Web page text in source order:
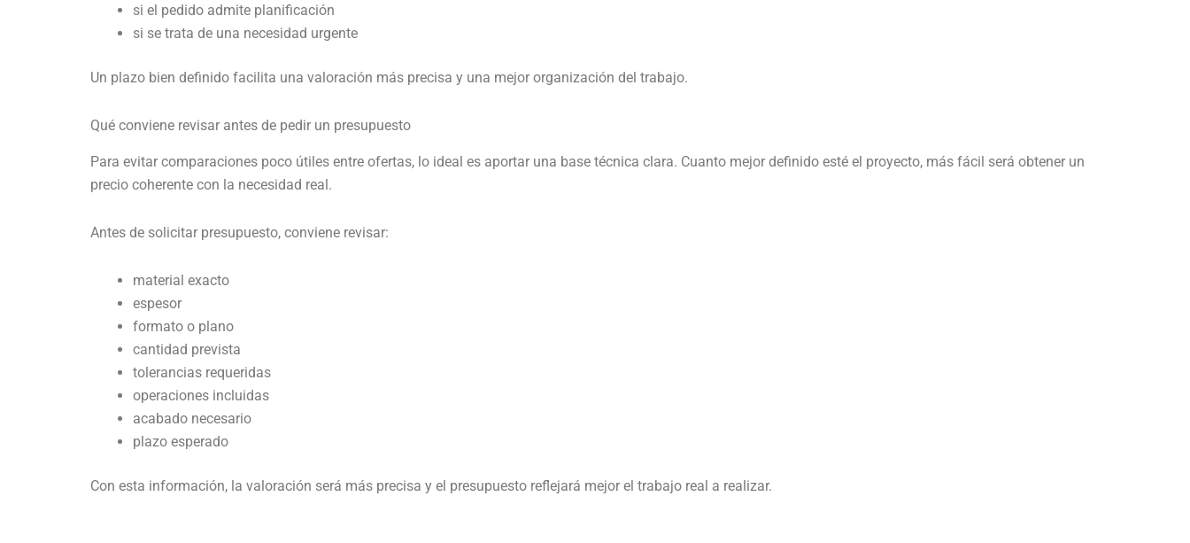
si el pedido admite planificación
si se trata de una necesidad urgente
Un plazo bien definido facilita una valoración más precisa y una mejor organización del trabajo.
Qué conviene revisar antes de pedir un presupuesto
Para evitar comparaciones poco útiles entre ofertas, lo ideal es aportar una base técnica clara. Cuanto mejor definido esté el proyecto, más fácil será obtener un
precio coherente con la necesidad real.
Antes de solicitar presupuesto, conviene revisar:
material exacto
espesor
formato o plano
cantidad prevista
tolerancias requeridas
operaciones incluidas
acabado necesario
plazo esperado
Con esta información, la valoración será más precisa y el presupuesto reflejará mejor el trabajo real a realizar.